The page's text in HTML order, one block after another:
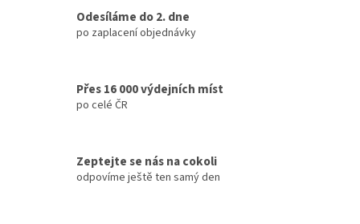
c
í
v
k
p
i
s
á
n
í
Odesíláme do 2. dne
po zaplacení objednávky
Přes 16 000 výdejních míst
po celé ČR
Zeptejte se nás na cokoli
odpovíme ještě ten samý den